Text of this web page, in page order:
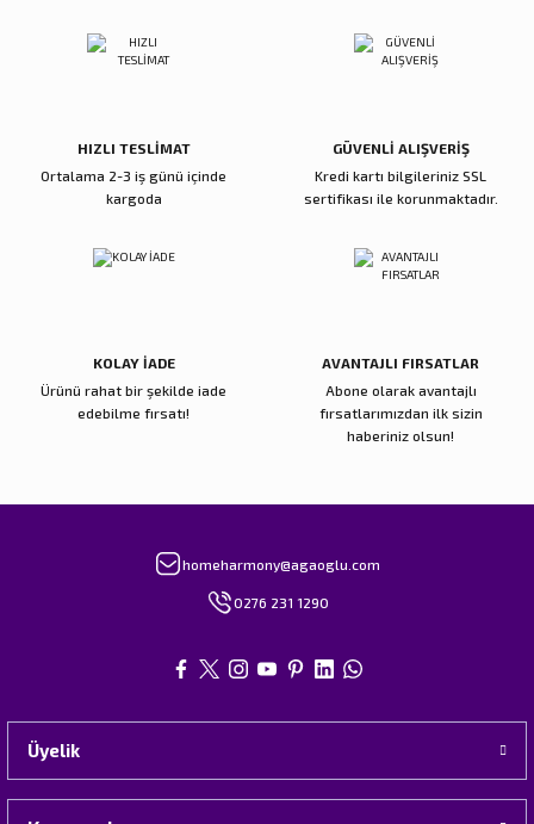
Ürün açıklamasında eksik bilgiler bulunuyor.
Ürün bilgilerinde hatalar bulunuyor.
HIZLI TESLİMAT
Ortalama 2-3 iş günü içinde
kargoda
GÜVENLİ ALIŞVERİŞ
Kredi kartı bilgileriniz SSL
sertifikası ile korunmaktadır.
KOLAY İADE
Ürünü rahat bir şekilde iade
edebilme fırsatı!
AVANTAJLI FIRSATLAR
Abone olarak avantajlı
fırsatlarımızdan ilk sizin
haberiniz olsun!
homeharmony@agaoglu.com
0276 231 1290
Üyelik